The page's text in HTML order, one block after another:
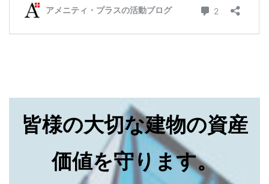
皆様の大切な建物の資産
価値を守ります。